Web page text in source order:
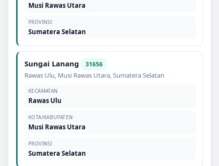
Musi Rawas Utara
PROVINSI
Sumatera Selatan
Sungai Lanang 31656
Rawas Ulu, Musi Rawas Utara,Sumatera Selatan
KECAMATAN
Rawas Ulu
KOTA/KABUPATEN
Musi Rawas Utara
PROVINSI
Sumatera Selatan